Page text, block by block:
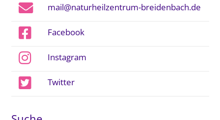
mail@naturheilzentrum-breidenbach.de
Facebook
Instagram
Twitter